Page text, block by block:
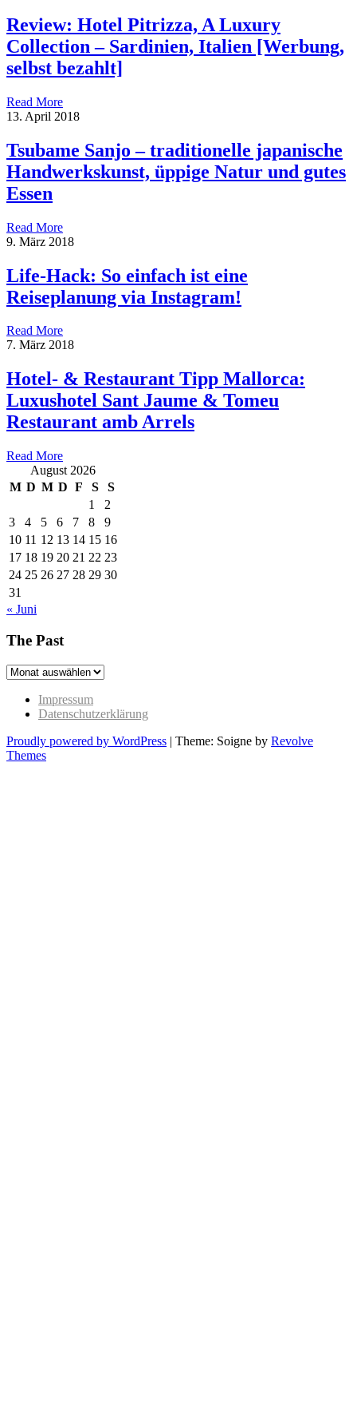
Review: Hotel Pitrizza, A Luxury
Collection – Sardinien, Italien [Werbung,
selbst bezahlt]
Read More
13. April 2018
Tsubame Sanjo – traditionelle japanische
Handwerkskunst, üppige Natur und gutes
Essen
Read More
9. März 2018
Life-Hack: So einfach ist eine
Reiseplanung via Instagram!
Read More
7. März 2018
Hotel- & Restaurant Tipp Mallorca:
Luxushotel Sant Jaume & Tomeu
Restaurant amb Arrels
Read More
August 2026
M D M D F S
S
1
2
3
4 5 6 7 8
9
10 11 12 13 14 15 16
17 18 19 20 21 22 23
24 25 26 27 28 29 30
31
« Juni
The Past
The
Impressum
Datenschutzerklärung
Proudly powered by WordPress | Theme: Soigne by Revolve
Themes